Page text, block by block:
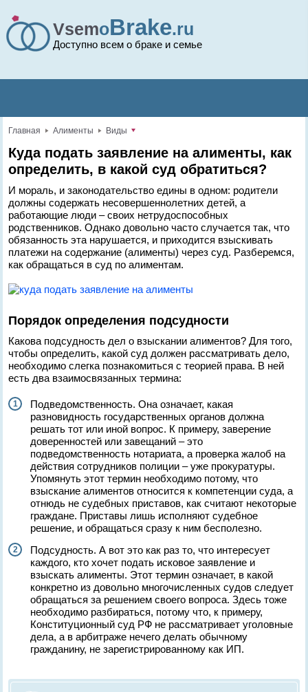
VsemoBrake.ru
Доступно всем о браке и семье
Главная Алименты Виды
Куда подать заявление на алименты, как
определить, в какой суд обратиться?
И мораль, и законодательство едины в одном: родители
должны содержать несовершеннолетних детей, а
работающие люди – своих нетрудоспособных
родственников. Однако довольно часто случается так, что
обязанность эта нарушается, и приходится взыскивать
платежи на содержание (алименты) через суд. Разберемся,
как обращаться в суд по алиментам.
Порядок определения подсудности
Какова подсудность дел о взыскании алиментов? Для того,
чтобы определить, какой суд должен рассматривать дело,
необходимо слегка познакомиться с теорией права. В ней
есть два взаимосвязанных термина:
Подведомственность. Она означает, какая
разновидность государственных органов должна
решать тот или иной вопрос. К примеру, заверение
доверенностей или завещаний – это
подведомственность нотариата, а проверка жалоб на
действия сотрудников полиции – уже прокуратуры.
Упомянуть этот термин необходимо потому, что
взыскание алиментов относится к компетенции суда, а
отнюдь не судебных приставов, как считают некоторые
граждане. Приставы лишь исполняют судебное
решение, и обращаться сразу к ним бесполезно.
Подсудность. А вот это как раз то, что интересует
каждого, кто хочет подать исковое заявление и
взыскать алименты. Этот термин означает, в какой
конкретно из довольно многочисленных судов следует
обращаться за решением своего вопроса. Здесь тоже
необходимо разбираться, потому что, к примеру,
Конституционный суд РФ не рассматривает уголовные
дела, а в арбитраже нечего делать обычному
гражданину, не зарегистрированному как ИП.